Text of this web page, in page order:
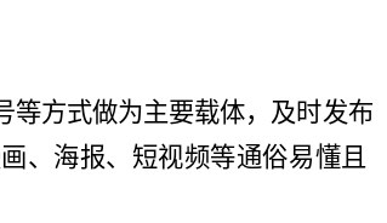
等方式做为主要载体， 及时发布
、海报、短视频等通俗易懂且